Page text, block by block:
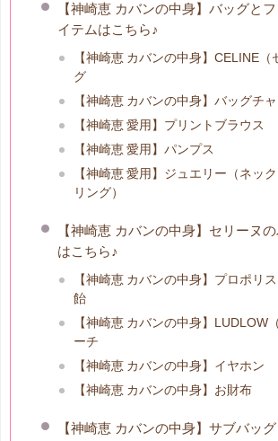
【神崎恵 カバンの中身】バッグと
イテムはこちら♪
【神崎恵 カバンの中身】CELINE（
グ
【神崎恵 カバンの中身】バッグチ
【神崎恵 愛用】プリントブラウス
【神崎恵 愛用】パンプス
【神崎恵 愛用】ジュエリー（ネッ
リング）
【神崎恵 カバンの中身】セリーヌ
はこちら♪
【神崎恵 カバンの中身】プロポリ
飴
【神崎恵 カバンの中身】LUDLOW
ーチ
【神崎恵 カバンの中身】イヤホン
【神崎恵 カバンの中身】お財布
【神崎恵 カバンの中身】サブバッ